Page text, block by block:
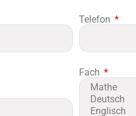
Telefon
Fach